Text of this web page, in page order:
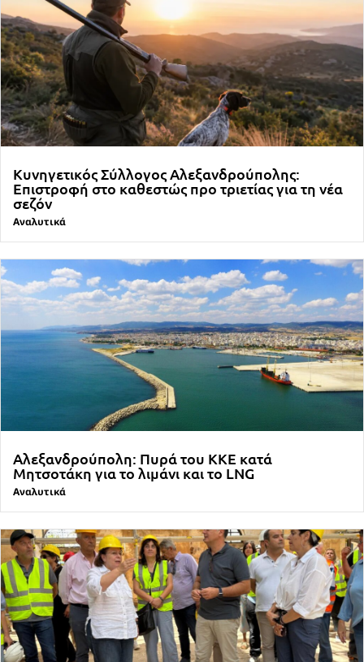
Κυνηγετικός Σύλλογος Αλεξανδρούπολης:
Επιστροφή στο καθεστώς προ τριετίας για τη νέα
σεζόν
Αναλυτικά
Αλεξανδρούπολη: Πυρά του ΚΚΕ κατά
Μητσοτάκη για το λιμάνι και το LNG
Αναλυτικά